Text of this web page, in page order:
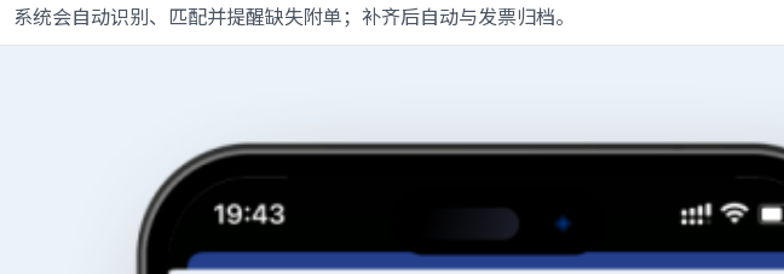
系统会自动识别、匹配并提醒缺失附单；补齐后自动与发票归档。